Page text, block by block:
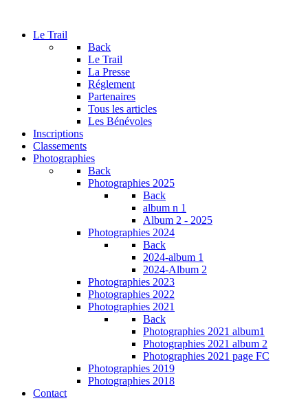
Le Trail
Back
Le Trail
La Presse
Réglement
Partenaires
Tous les articles
Les Bénévoles
Inscriptions
Classements
Photographies
Back
Photographies 2025
Back
album n 1
Album 2 - 2025
Photographies 2024
Back
2024-album 1
2024-Album 2
Photographies 2023
Photographies 2022
Photographies 2021
Back
Photographies 2021 album1
Photographies 2021 album 2
Photographies 2021 page FC
Photographies 2019
Photographies 2018
Contact